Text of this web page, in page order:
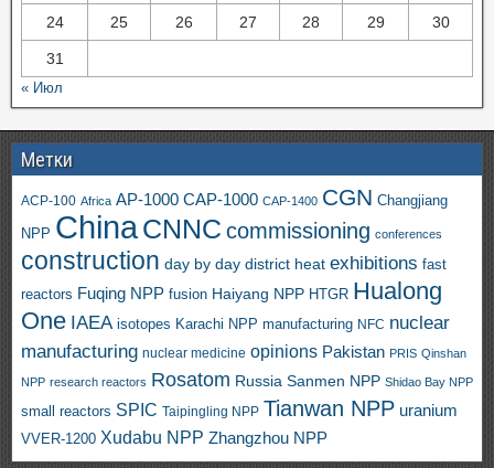
24 25 26 27 28 29 30
31
« Июл
Метки
ACP-100 Africa AP-1000 CAP-1000 CAP-1400 CGN Changjiang
NPP ChinaCNNC commissioning conferences
construction day by day district heat exhibitions fast
reactors Fuqing NPP fusion Haiyang NPP HTGR Hualong
One IAEA isotopes Karachi NPP manufacturing NFC nuclear
manufacturing nuclear medicine opinions Pakistan PRIS Qinshan
NPP research reactors Rosatom Russia Sanmen NPP Shidao Bay NPP
small reactors SPIC Taipingling NPP Tianwan NPP uranium
VVER-1200 Xudabu NPP Zhangzhou NPP